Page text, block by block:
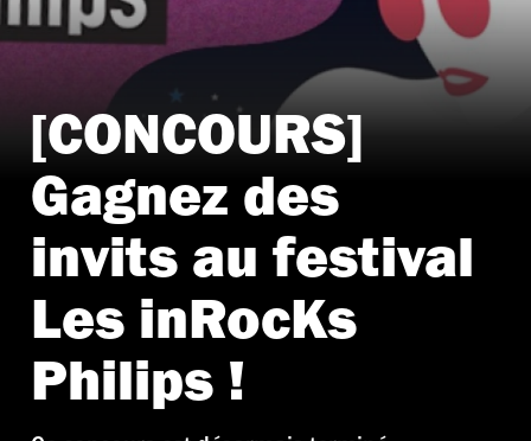
[CONCOURS]
Gagnez des
invits au festival
Les inRocKs
Philips !